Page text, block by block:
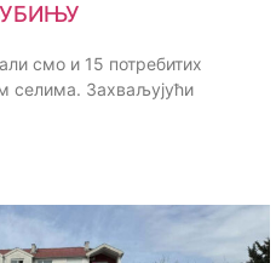
смо и 15 потребитих
селима. Захваљујући